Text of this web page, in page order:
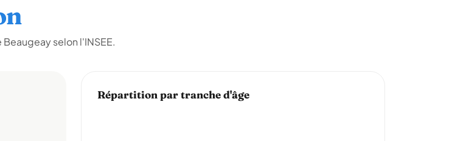
selon l'INSEE.
Répartition par tranche d'âge